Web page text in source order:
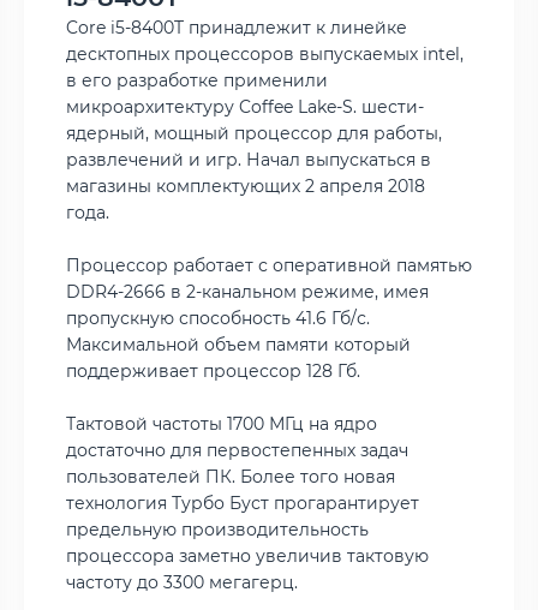
Core i5-8400T принадлежит к линейке
десктопных процессоров выпускаемых intel,
в его разработке применили
микроархитектуру Coffee Lake-S. шести-
ядерный, мощный процессор для работы,
развлечений и игр. Начал выпускаться в
магазины комплектующих 2 апреля 2018
года.
Процессор работает с оперативной памятью
DDR4-2666 в 2-канальном режиме, имея
пропускную способность 41.6 Гб/с.
Максимальной объем памяти который
поддерживает процессор 128 Гб.
Тактовой частоты 1700 МГц на ядро
достаточно для первостепенных задач
пользователей ПК. Более того новая
технология Турбо Буст прогарантирует
предельную производительность
процессора заметно увеличив тактовую
частоту до 3300 мегагерц.